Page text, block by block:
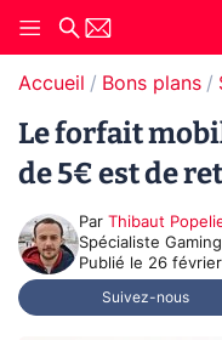
Accueil Bons plans
Le forfait
de 5€ est de
Par Thibaut
Spécialiste Gaming
Publié le 26 février
Suivez-nous